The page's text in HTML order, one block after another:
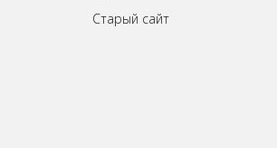
Старый сайт